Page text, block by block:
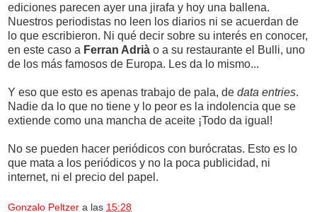
ediciones parecen ayer una jirafa y hoy una ballena.
Nuestros periodistas no leen los diarios ni se acuerdan de
lo que escribieron. Ni qué decir sobre su interés en conocer,
en este caso a Ferran Adrià o a su restaurante el Bulli, uno
de los más famosos de Europa. Les da lo mismo...
Y eso que esto es apenas trabajo de pala, de data entries.
Nadie da lo que no tiene y lo peor es la indolencia que se
extiende como una mancha de aceite ¡Todo da igual!
No se pueden hacer periódicos con burócratas. Esto es lo
que mata a los periódicos y no la poca publicidad, ni
internet, ni el precio del papel.
Gonzalo Peltzer a las 15:28